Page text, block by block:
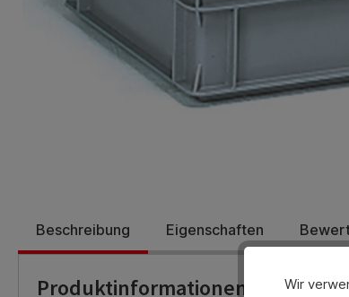
Beschreibung Eigenschaften
Produktinformationen
Wir